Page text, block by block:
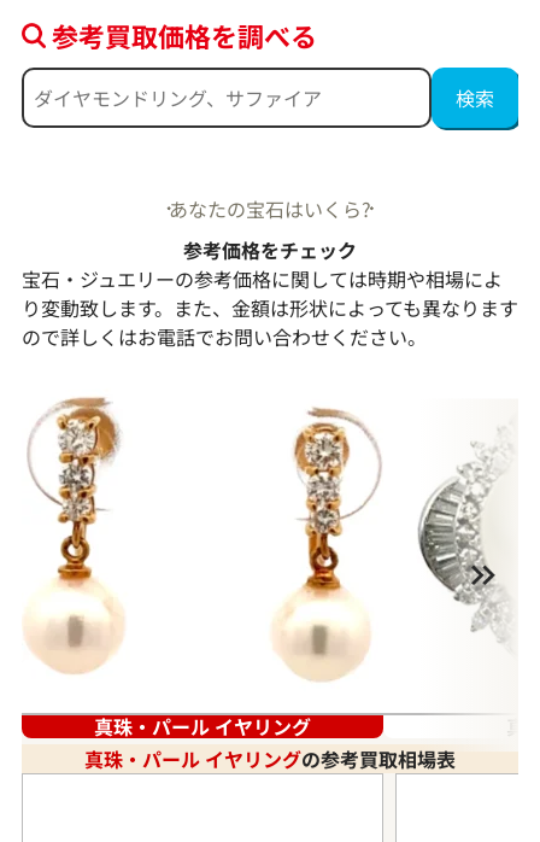
参考買取価格を調べる
あなたの宝石はいくら?
参考価格をチェック
宝石・ジュエリーの参考価格に関しては時期や相場によ
り変動致します。また、金額は形状によっても異なります
ので詳しくはお電話でお問い合わせください。
真珠・パール イヤリング
真珠・パール イヤリングの参考買取相場表